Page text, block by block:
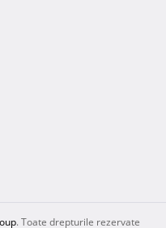
. Toate drepturile rezervate